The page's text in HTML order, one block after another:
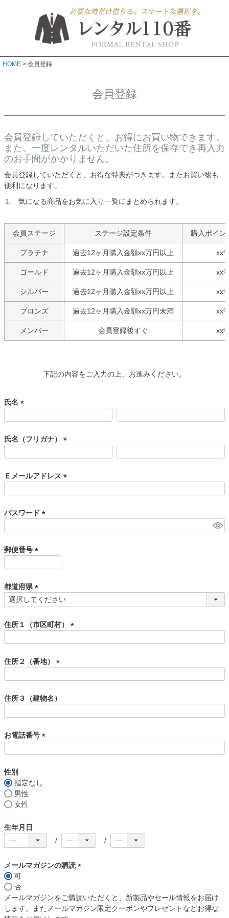
HOME 会員登録
会員登録
会員登録していただくと、お得にお買い物できます。
また、一度レンタルいただいた住所を保存でき再入力
のお手間がかかりません。
会員登録していただくと、お得な特典がつきます。またお買い物も
便利になります。
気になる商品をお気に入り一覧にまとめられます。
会員ステージ ステージ設定条件 購入ポイン
プラチナ 過去12ヶ月購入金額xx万円以上 xx%
ゴールド 過去12ヶ月購入金額xx万円以上 xx%
シルバー 過去12ヶ月購入金額xx万円以上 xx%
ブロンズ 過去12ヶ月購入金額xx万円未満 xx%
メンバー 会員登録後すぐ xx%
下記の内容をご入力の上、お進みください。
氏名
須
)
氏名（フリガナ）
須
)
Ｅメールアドレス
)
パスワード
)
郵便番号
須
)
都道府県
(
須
)
住所１（市区町村）
)
住所２（番地）
須
)
住所３（建物名）
お電話番号
性別
指定なし
男性
女性
生年月日
メールマガジンの購読
須
)
可
否
メールマガジンをご購読いただくと、新製品やセール情報をお届け
します。またメールマガジン限定クーポンやプレゼントなどお得な